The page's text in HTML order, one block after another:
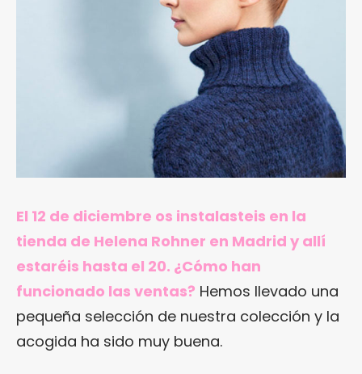
El 12 de diciembre os instalasteis en la
tienda de Helena Rohner en Madrid y allí
estaréis hasta el 20. ¿Cómo han
funcionado las ventas? Hemos llevado una
pequeña selección de nuestra colección y la
acogida ha sido muy buena.